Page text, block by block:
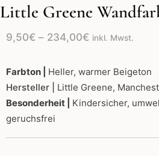
Little Greene
9,50€ – 234,00€ Preisspanne:
bis
234,00€
inkl. Mwst.
Farbton | Heller, warmer Beigeton
Hersteller | Little Greene,
Besonderheit | Kindersicher,
geruchsfrei